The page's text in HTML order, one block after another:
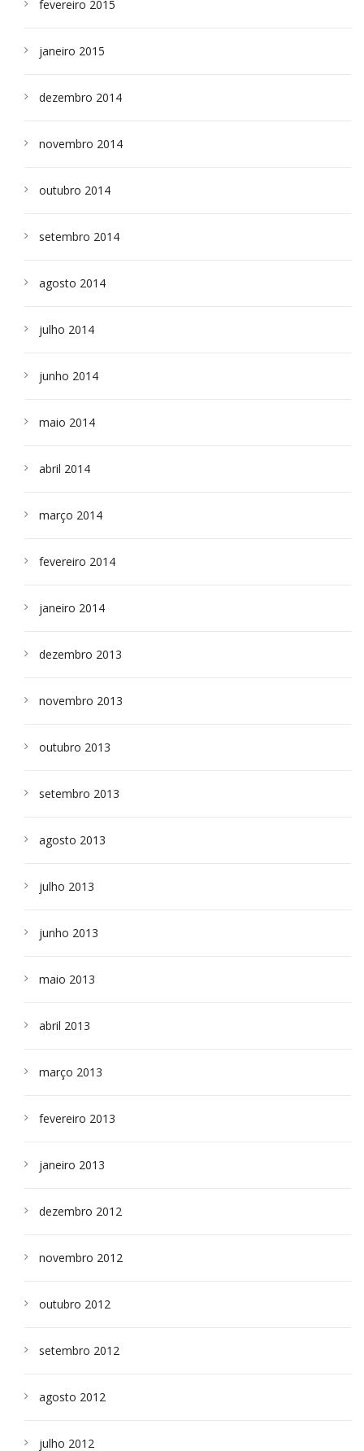
fevereiro 2015
janeiro 2015
dezembro 2014
novembro 2014
outubro 2014
setembro 2014
agosto 2014
julho 2014
junho 2014
maio 2014
abril 2014
março 2014
fevereiro 2014
janeiro 2014
dezembro 2013
novembro 2013
outubro 2013
setembro 2013
agosto 2013
julho 2013
junho 2013
maio 2013
abril 2013
março 2013
fevereiro 2013
janeiro 2013
dezembro 2012
novembro 2012
outubro 2012
setembro 2012
agosto 2012
julho 2012